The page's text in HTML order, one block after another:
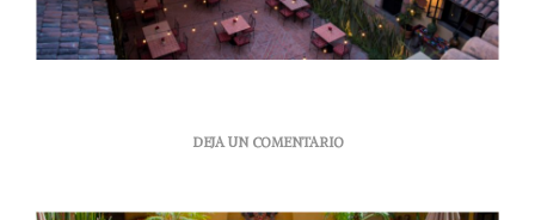
DEJA UN COMENTARIOEN
SANTUARIO”